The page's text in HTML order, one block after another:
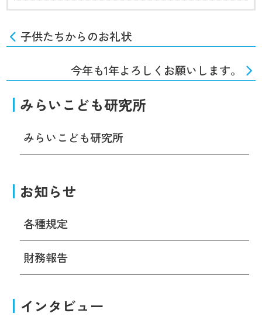
子供たちからのお礼状
今年も1年よろしくお願いします。
みらいこども研究所
みらいこども研究所
お知らせ
各種規定
財務報告
インタビュー